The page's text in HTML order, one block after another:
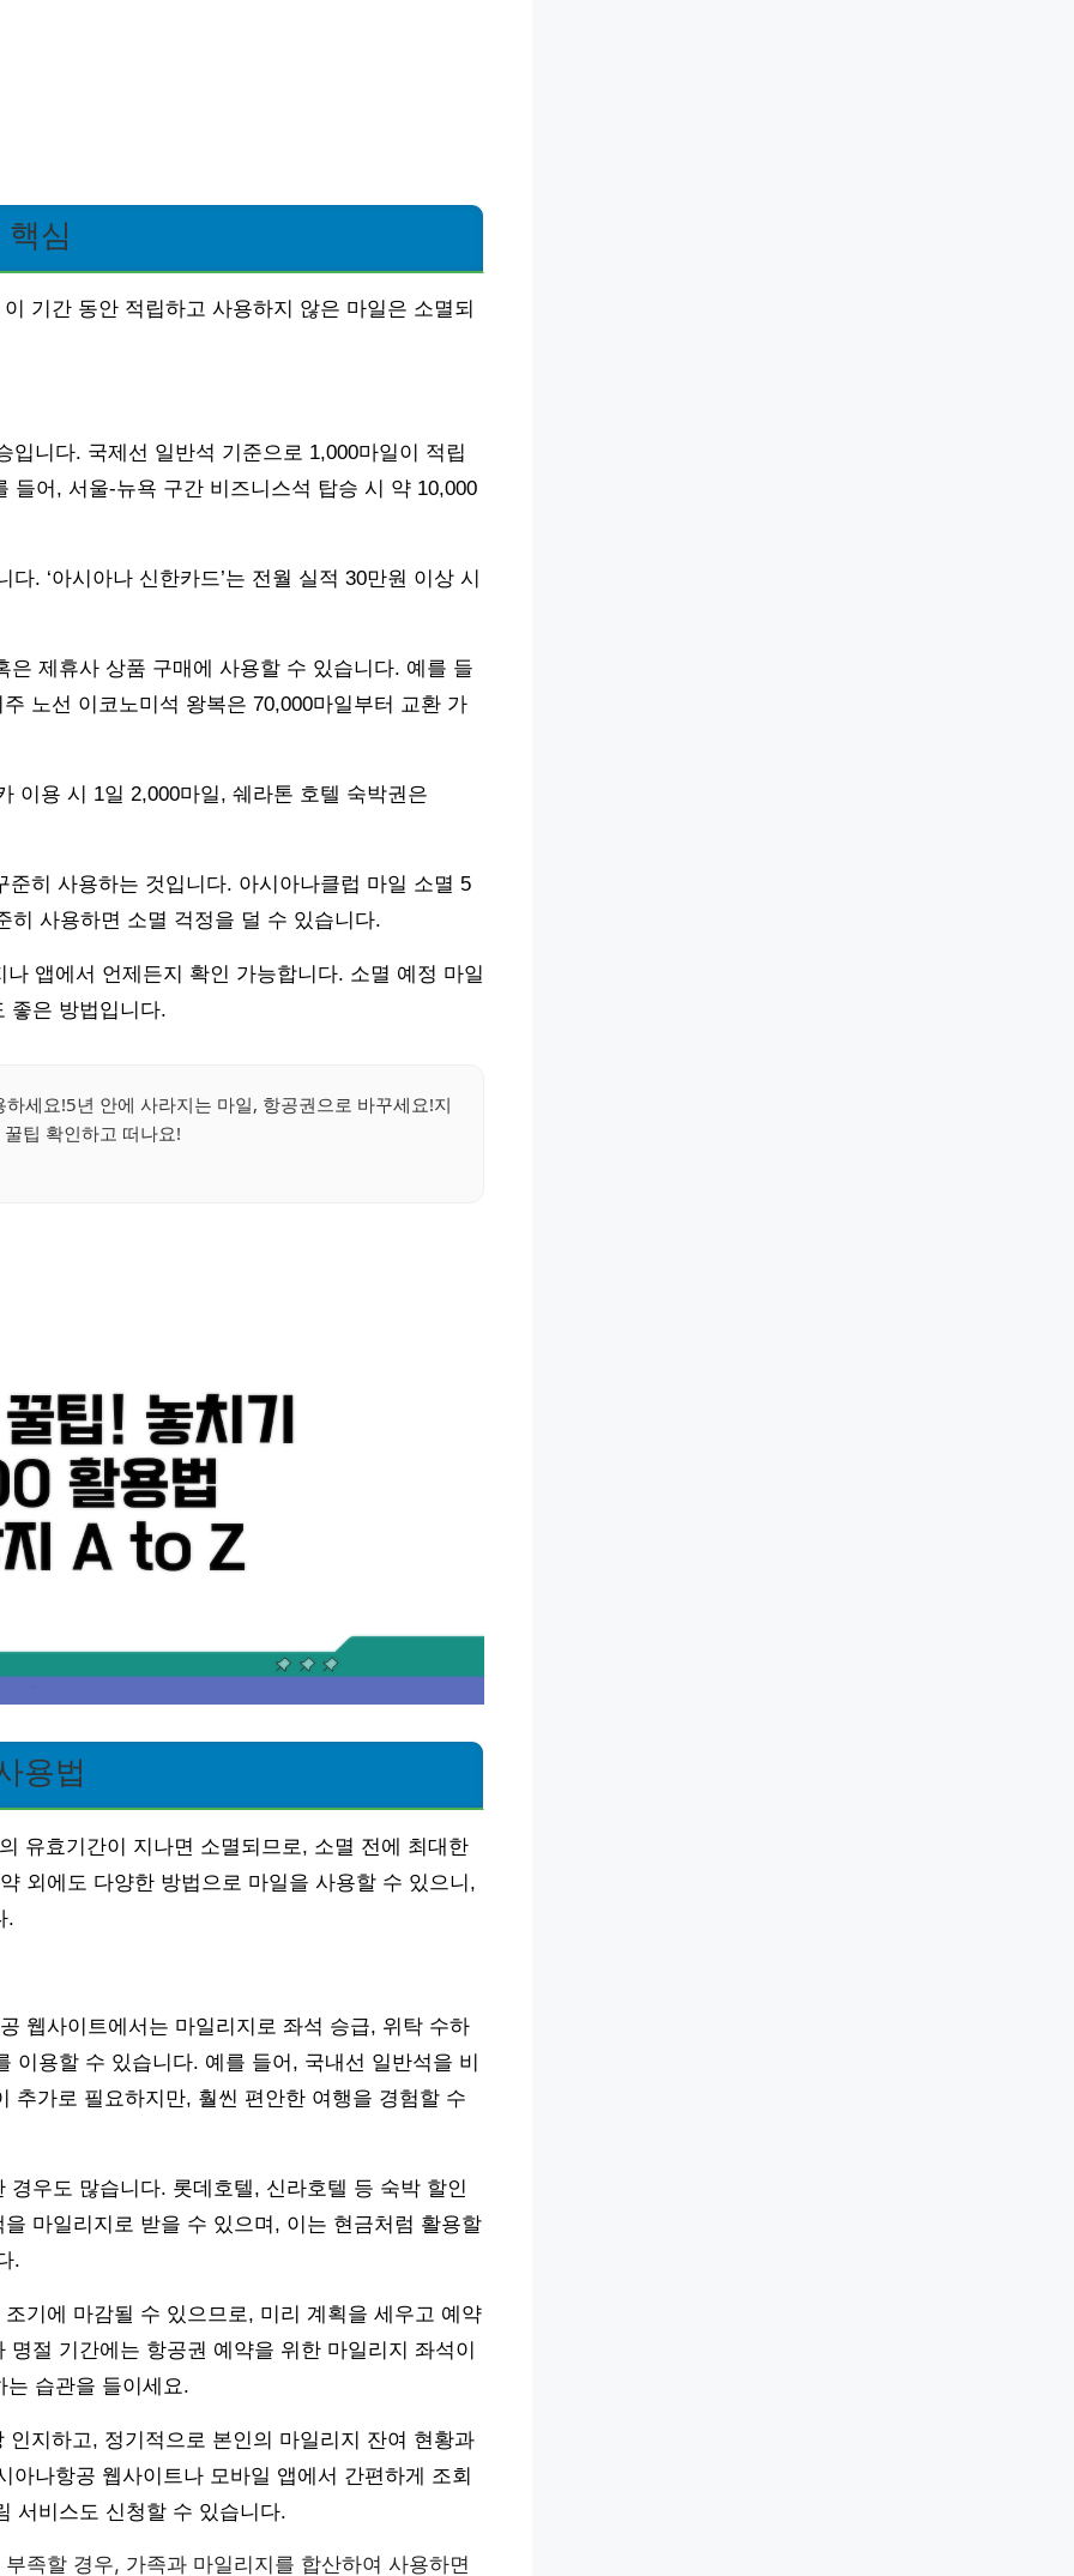
심
기간 동안 적립하고 사용하지 않은 마일은 소멸되
니다. 국제선 일반석 기준으로 1,000마일이 적립
들어, 서울-뉴욕 구간 비즈니스석 탑승 시 약 10,000
. ‘아시아나 신한카드’는 전월 실적 30만원 이상 시
제휴사 상품 구매에 사용할 수 있습니다. 예를 들
노선 이코노미석 왕복은 70,000마일부터 교환 가
이용 시 1일 2,000마일, 쉐라톤 호텔 숙박권은
히 사용하는 것입니다. 아시아나클럽 마일 소멸 5
히 사용하면 소멸 걱정을 덜 수 있습니다.
앱에서 언제든지 확인 가능합니다. 소멸 예정 마일
좋은 방법입니다.
세요!5년 안에 사라지는 마일, 항공권으로 바꾸세요!지
팁 확인하고 떠나요!
용법
유효기간이 지나면 소멸되므로, 소멸 전에 최대한
외에도 다양한 방법으로 마일을 사용할 수 있으니,
.
웹사이트에서는 마일리지로 좌석 승급, 위탁 수하
이용할 수 있습니다. 예를 들어, 국내선 일반석을 비
추가로 필요하지만, 훨씬 편안한 여행을 경험할 수
우도 많습니다. 롯데호텔, 신라호텔 등 숙박 할인
마일리지로 받을 수 있으며, 이는 현금처럼 활용할
.
기에 마감될 수 있으므로, 미리 계획을 세우고 예약
절 기간에는 항공권 예약을 위한 마일리지 좌석이
습관을 들이세요.
지하고, 정기적으로 본인의 마일리지 잔여 현황과
나항공 웹사이트나 모바일 앱에서 간편하게 조회
서비스도 신청할 수 있습니다.
족할 경우, 가족과 마일리지를 합산하여 사용하면